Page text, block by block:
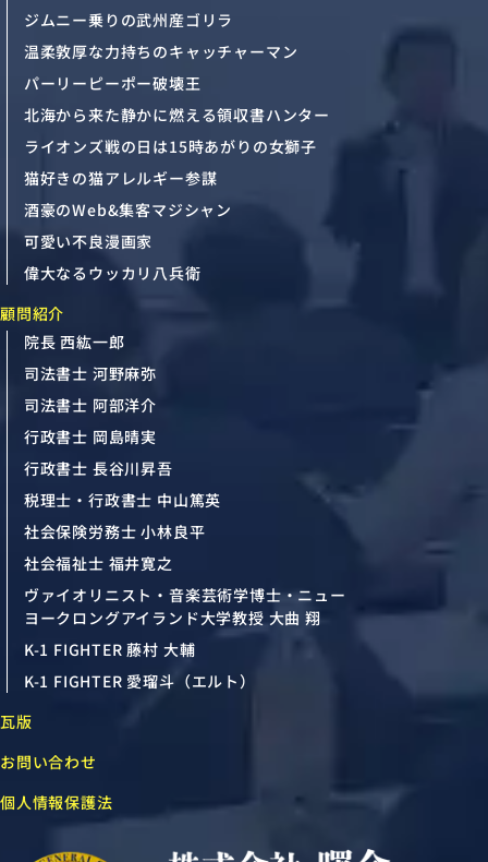
ジムニー乗りの武州産ゴリラ
温柔敦厚な力持ちのキャッチャーマン
パーリーピーポー破壊王
北海から来た静かに燃える領収書ハンター
ライオンズ戦の日は15時あがりの女獅子
猫好きの猫アレルギー参謀
酒豪のWeb&集客マジシャン
可愛い不良漫画家
偉大なるウッカリ八兵衛
顧問紹介
院長 西紘一郎
司法書士 河野麻弥
司法書士 阿部洋介
行政書士 岡島晴実
行政書士 長谷川昇吾
税理士・行政書士 中山篤英
社会保険労務士 小林良平
社会福祉士 福井寛之
ヴァイオリニスト・音楽芸術学博士・ニュー
ヨークロングアイランド大学教授 大曲 翔
K-1 FIGHTER 藤村 大輔
K-1 FIGHTER 愛瑠斗（エルト）
瓦版
お問い合わせ
個人情報保護法